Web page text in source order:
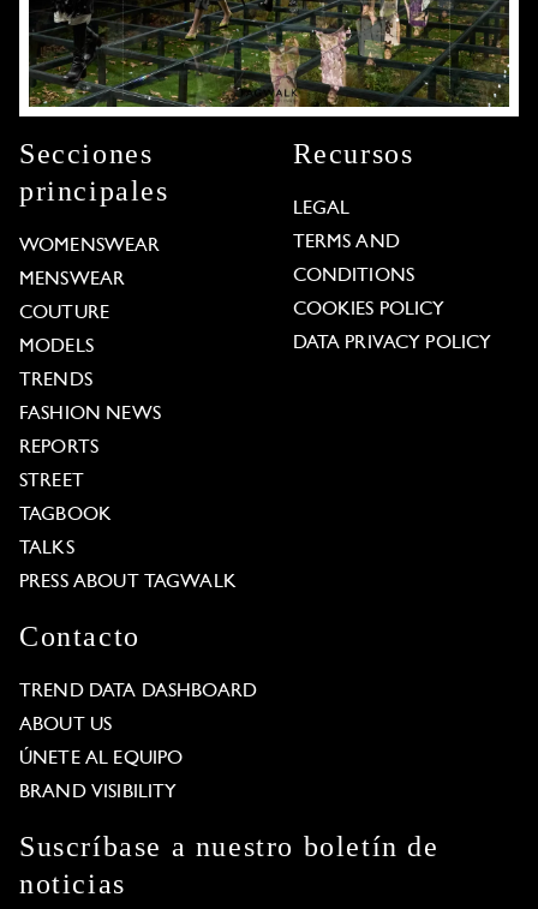
Secciones
principales
WOMENSWEAR
MENSWEAR
COUTURE
MODELS
TRENDS
FASHION NEWS
REPORTS
STREET
TAGBOOK
TALKS
PRESS ABOUT TAGWALK
Recursos
LEGAL
TERMS AND
CONDITIONS
COOKIES POLICY
DATA PRIVACY POLICY
Contacto
TREND DATA DASHBOARD
ABOUT US
ÚNETE AL EQUIPO
BRAND VISIBILITY
Suscríbase a nuestro boletín de
noticias